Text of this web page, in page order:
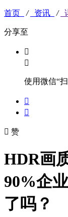
首页 / 资讯 /
分享至


使用微信“


 赞
HDR画
90%企
了吗？